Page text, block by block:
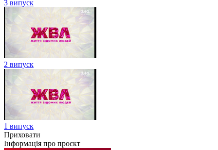
3 випуск
2 випуск
1 випуск
Приховати
Інформація про проєкт